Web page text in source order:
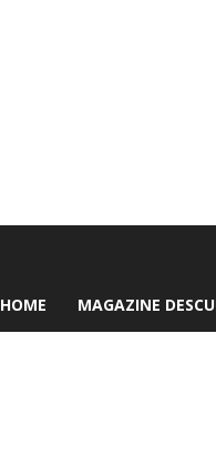
HOME MAGAZINE